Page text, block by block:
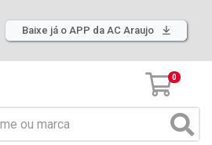
Baixe já o APP da AC Araujo
0